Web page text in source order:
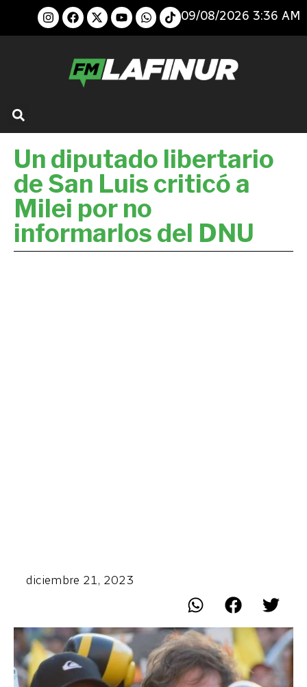
09/08/2026 3:36 AM
Un diputado libertario
de San Luis criticó a
Milei por no
informarlos del DNU
diciembre 21, 2023